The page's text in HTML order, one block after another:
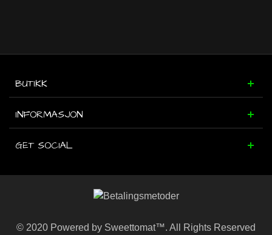
BUTIKK
INFORMASJON
GET SOCIAL
© 2020 Powered by Sweettomat™. All Rights Reserved